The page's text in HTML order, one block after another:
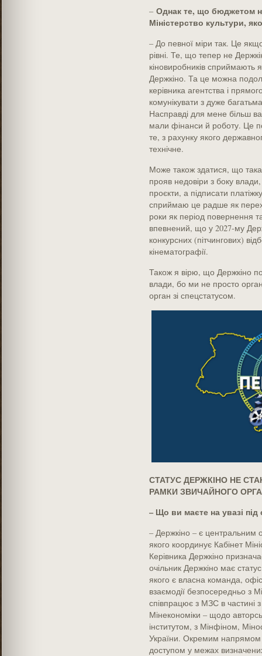
– Однак те, що бюджетом
Міністерство культури,
– До певної міри так. Це
рівні. Те, що тепер не
кіновиробників сприймають
Держкіно. Та це можна
керівника агентства і
комунікувати з дуже
Насправді для мене більш
мали фінанси й роботу. Це
те, з рахунку якого
технічне.
Може також здатися, що
прояв недовіри з боку
проєкти, а підписати
сприймаю це радше як
роки як період повернення
впевнений, що у 2027-му
конкурсних (пітчингових)
кінематографії.
Також я вірю, що Держкіно
влади, бо ми не просто
орган зі спецстатусом.
СТАТУС ДЕРЖКІНО НЕ
РАМКИ ЗВИЧАЙНОГО
– Що ви маєте на увазі під
– Держкіно – є центральним
якого координує Кабінет
Керівника Держкіно
очільник Держкіно має
якого є власна команда,
взаємодії безпосередньо з
співпрацює з МЗС в частині
Мінекономіки – щодо
інститутом, з Мінфіном,
України. Окремим
доступом у межах